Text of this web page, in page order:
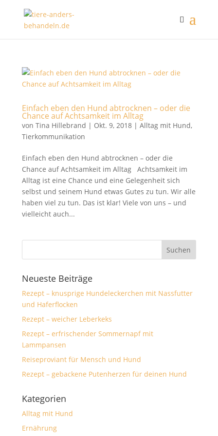
Einfach eben den Hund abtrocknen – oder die
Chance auf Achtsamkeit im Alltag
von Tina Hillebrand | Okt. 9, 2018| Alltag mit Hund,
Tierkommunikation
Einfach eben den Hund abtrocknen – oder die
Chance auf Achtsamkeit im Alltag Achtsamkeit im
Alltag ist eine Chance und eine Gelegenheit sich
selbst und seinem Hund etwas Gutes zu tun. Wir alle
haben viel zu tun. Das ist klar! Viele von uns – und
vielleicht auch...
Neueste Beiträge
Rezept – knusprige Hundeleckerchen mit Nassfutter
und Haferflocken
Rezept – weicher Leberkeks
Rezept – erfrischender Sommernapf mit
Lammpansen
Reiseproviant für Mensch und Hund
Rezept – gebackene Putenherzen für deinen Hund
Kategorien
Alltag mit Hund
Ernährung